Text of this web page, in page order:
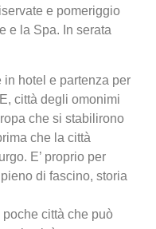
e pomeriggio
e la Spa. In serata
in hotel e partenza per
città degli omonimi
che si stabilirono
che la città
E’ proprio per
di fascino, storia
città che può